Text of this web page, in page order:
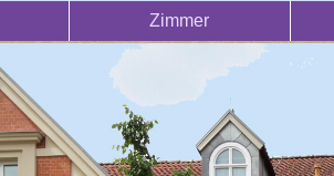
Zimmer